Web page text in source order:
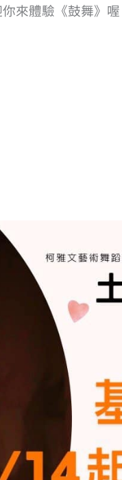
來體驗《鼓舞》喔